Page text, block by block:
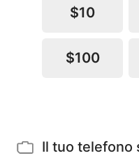
$10
$100
Il tuo telefono